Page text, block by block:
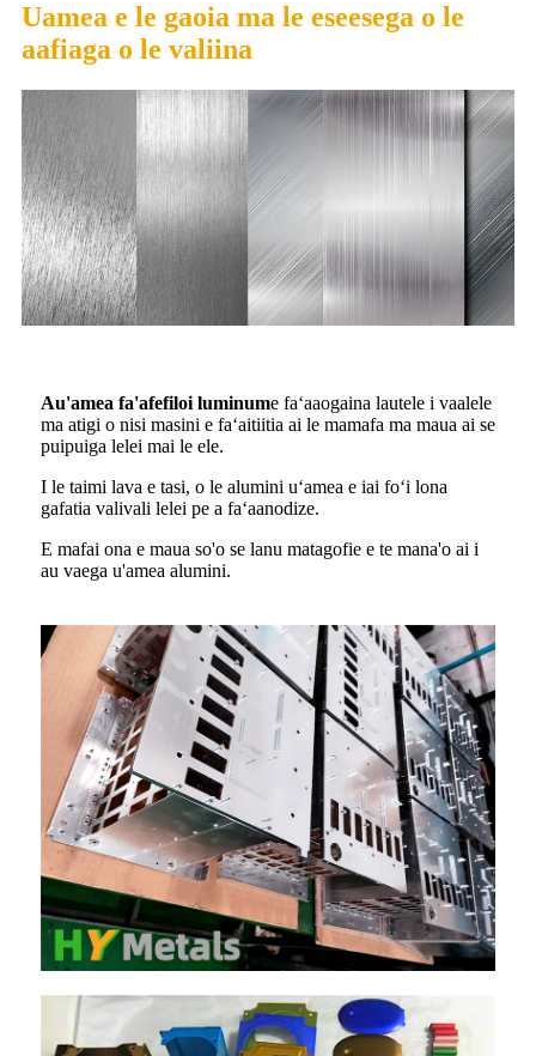
Uamea e le gaoia ma le eseesega o le
aafiaga o le valiina
Au'amea fa'afefiloi luminume faʻaaogaina lautele i vaalele
ma atigi o nisi masini e faʻaitiitia ai le mamafa ma maua ai se
puipuiga lelei mai le ele.
I le taimi lava e tasi, o le alumini uʻamea e iai foʻi lona
gafatia valivali lelei pe a faʻaanodize.
E mafai ona e maua so'o se lanu matagofie e te mana'o ai i
au vaega u'amea alumini.